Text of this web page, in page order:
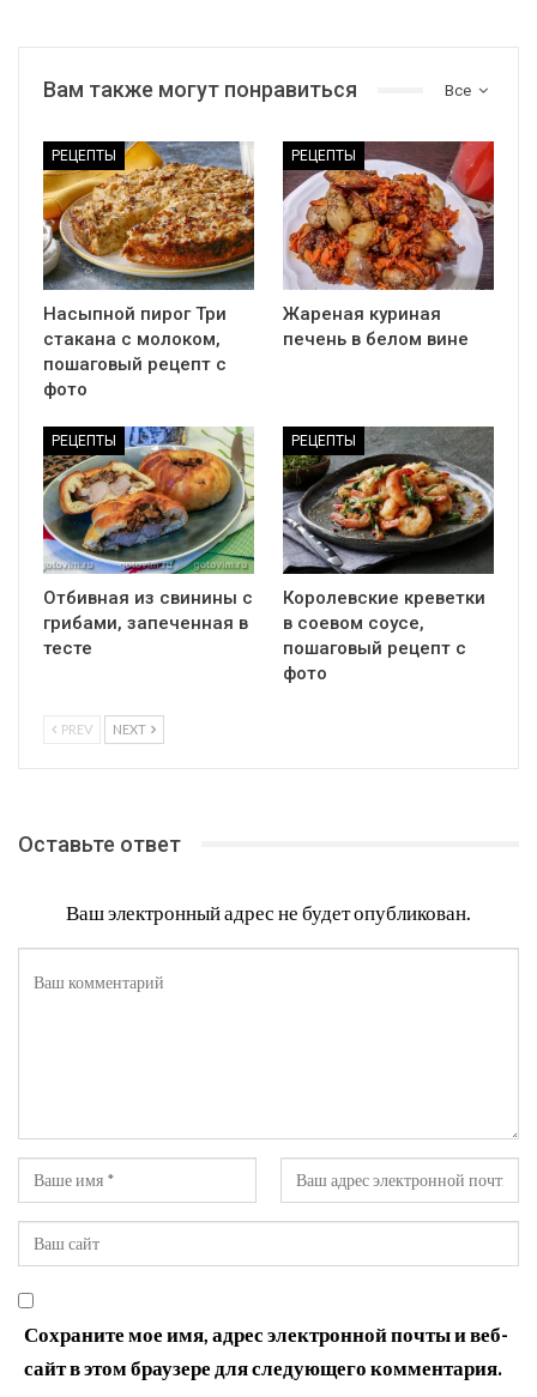
Все
Вам также могут понравиться
РЕЦЕПТЫ
Насыпной пирог Три
стакана с молоком,
пошаговый рецепт с
фото
РЕЦЕПТЫ
Жареная куриная
печень в белом вине
РЕЦЕПТЫ
Отбивная из свинины с
грибами, запеченная в
тесте
РЕЦЕПТЫ
Королевские креветки
в соевом соусе,
пошаговый рецепт с
фото
PREV NEXT
Оставьте ответ
Ваш электронный адрес не будет опубликован.
Сохраните мое имя, адрес электронной почты и веб-
сайт в этом браузере для следующего комментария.